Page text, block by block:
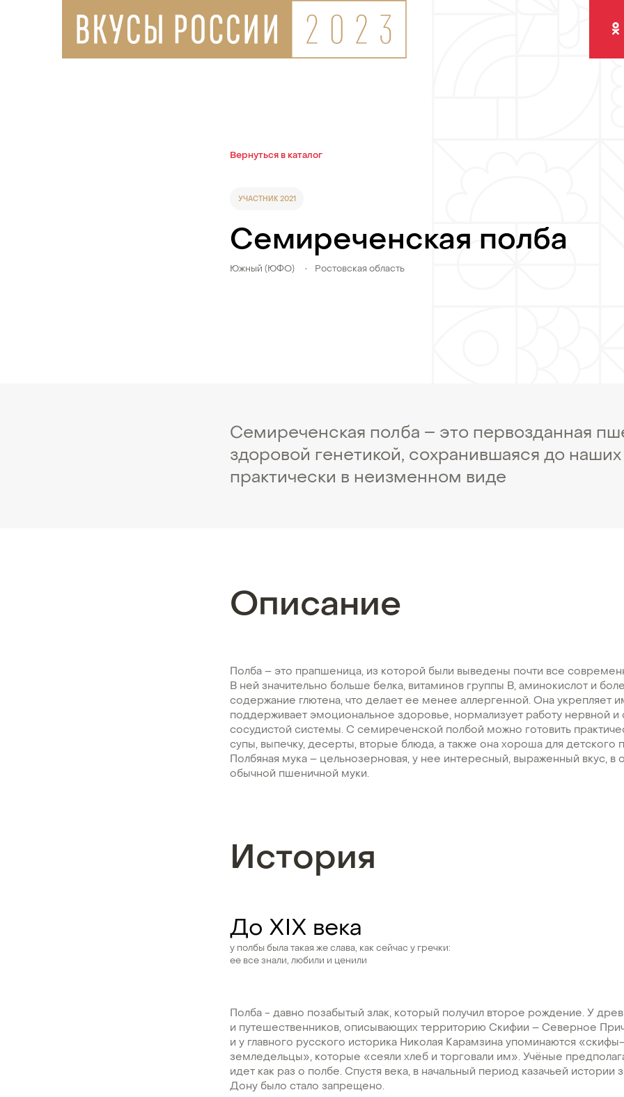
Вернуться в каталог
УЧАСТНИК 2021
Семиреченская полба
Южный (ЮФО) • Ростовская область
Семиреченская полба – это первозданная
здоровой генетикой, сохранившаяся до
практически в неизменном виде
Описание
Полба – это прапшеница, из которой были выведены почти все
В ней значительно больше белка, витаминов группы В, аминокислот и
содержание глютена, что делает ее менее аллергенной. Она укрепляет
поддерживает эмоциональное здоровье, нормализует работу нервной
сосудистой системы. С семиреченской полбой можно готовить
супы, выпечку, десерты, вторые блюда, а также она хороша для детского
Полбяная мука – цельнозерновая, у нее интересный, выраженный вкус, в
обычной пшеничной муки.
История
До XIX века
у полбы была такая же слава, как сейчас у гречки:
ее все знали, любили и ценили
Полба - давно позабытый злак, который получил второе рождение. У
и путешественников, описывающих территорию Скифии – Северное
и у главного русского историка Николая Карамзина упоминаются
земледельцы», которые «сеяли хлеб и торговали им». Учёные
идет как раз о полбе. Спустя века, в начальный период казачьей истории
Дону было стало запрещено.